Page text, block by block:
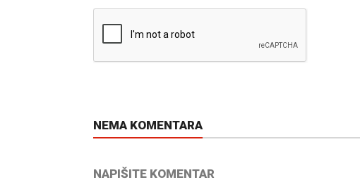
NEMA KOMENTARA
NAPIŠITE KOMENTAR